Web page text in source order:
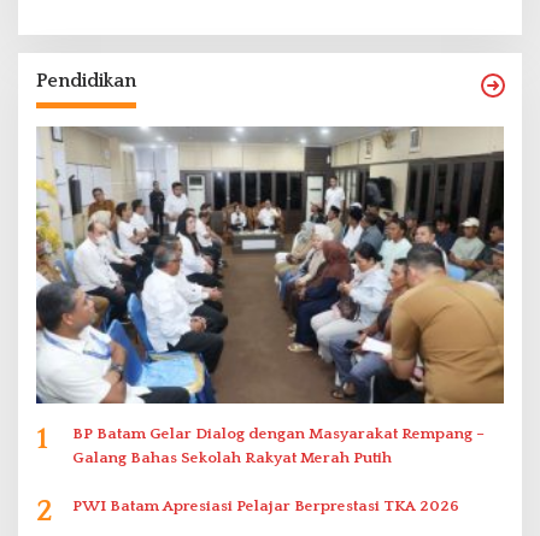
Pendidikan
1
BP Batam Gelar Dialog dengan Masyarakat Rempang –
Galang Bahas Sekolah Rakyat Merah Putih
2 PWI Batam Apresiasi Pelajar Berprestasi TKA 2026